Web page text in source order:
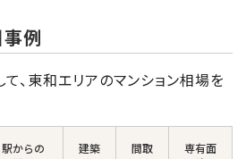
例
、東和エリアのマンション相場を
駅からの
建築
間取
専有面